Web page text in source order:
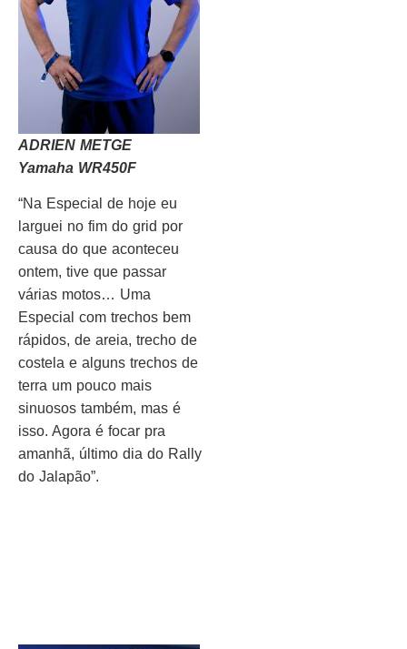
ADRIEN METGE
Yamaha WR450F
“Na Especial de hoje eu
larguei no fim do grid por
causa do que aconteceu
ontem, tive que passar
várias motos… Uma
Especial com trechos bem
rápidos, de areia, trecho de
costela e alguns trechos de
terra um pouco mais
sinuosos também, mas é
isso. Agora é focar pra
amanhã, último dia do Rally
do Jalapão”.